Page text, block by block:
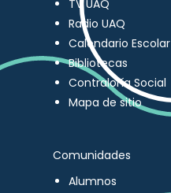
TV UAQ
Radio UAQ
Calendario Escolar
Bibliotecas
Contraloría Social
Mapa de sitio
Comunidades
Alumnos